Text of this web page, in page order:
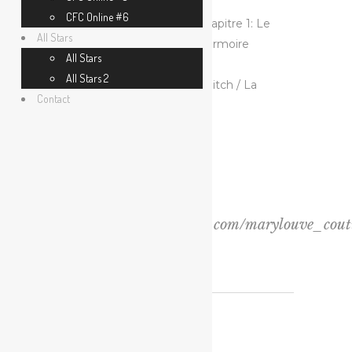
Région: Île-de-France
Série: Monde de Narnia Chapitre 1: Le
lion, la sorcière blanche et l’armoire
magique
Personnage
The White Witch / La
Sorcière Blanche
https://www.instagram.com/
CFC Online #6
All Stars
All Stars
All Stars 2
Contact